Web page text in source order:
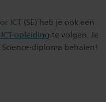
ICT (SE) heb je ook een
opleiding te volgen. Je
diploma behalen!